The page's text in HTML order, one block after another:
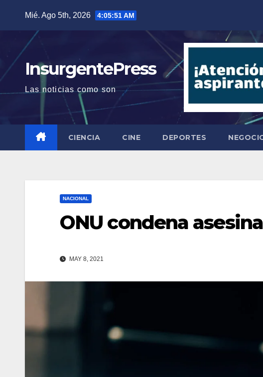
contenido
Mié. Ago 5th, 2026 4:05:52 AM
InsurgentePress
Las noticias como son
CIENCIA CINE DEPORTES
NACIONAL
ONU condena
MAY 8, 2021